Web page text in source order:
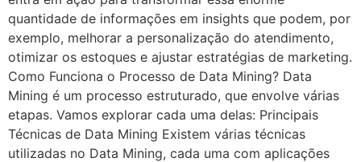
quantidade de informações em insights que podem, por
exemplo, melhorar a personalização do atendimento,
otimizar os estoques e ajustar estratégias de marketing.
Como Funciona o Processo de Data Mining? Data
Mining é um processo estruturado, que envolve várias
etapas. Vamos explorar cada uma delas: Principais
Técnicas de Data Mining Existem várias técnicas
utilizadas no Data Mining, cada uma com aplicações